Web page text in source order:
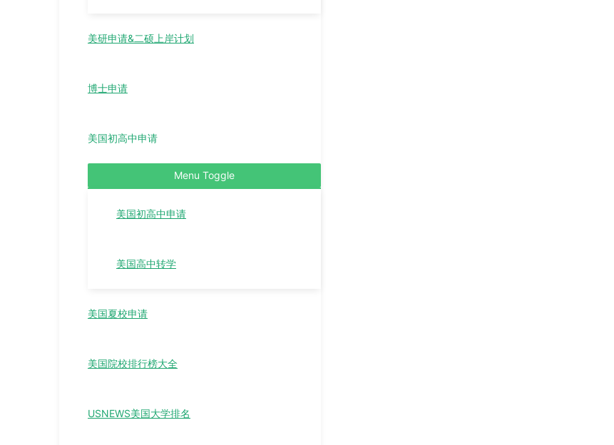
美研申请&二硕上岸计划
博士申请
美国初高中申请
Menu Toggle
美国初高中申请
美国高中转学
美国夏校申请
美国院校排行榜大全
USNEWS美国大学排名